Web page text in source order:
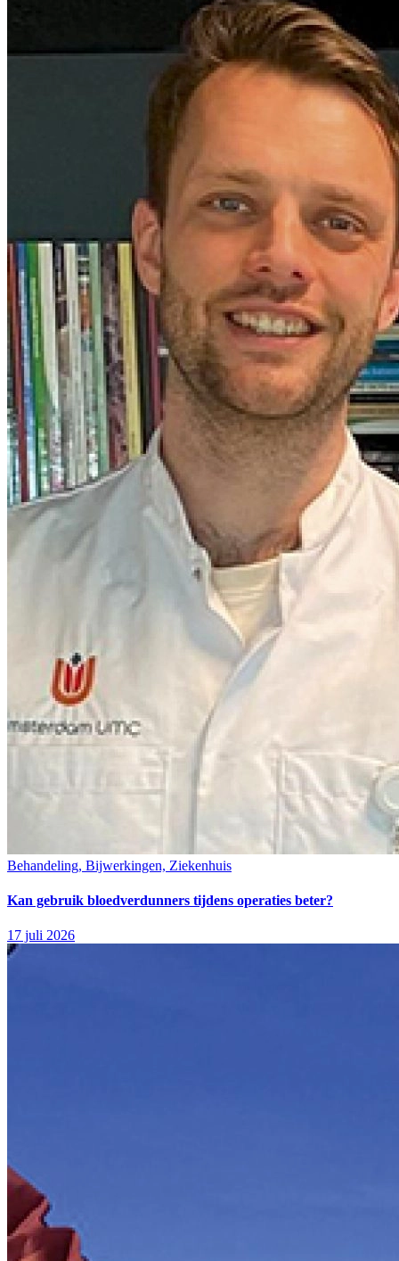
Behandeling, Bijwerkingen, Ziekenhuis
Kan gebruik bloedverdunners tijdens operaties beter?
17 juli 2026